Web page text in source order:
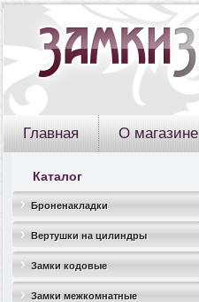
Главная О магазине
Каталог
Броненакладки
Вертушки на цилиндры
Замки кодовые
Замки межкомнатные